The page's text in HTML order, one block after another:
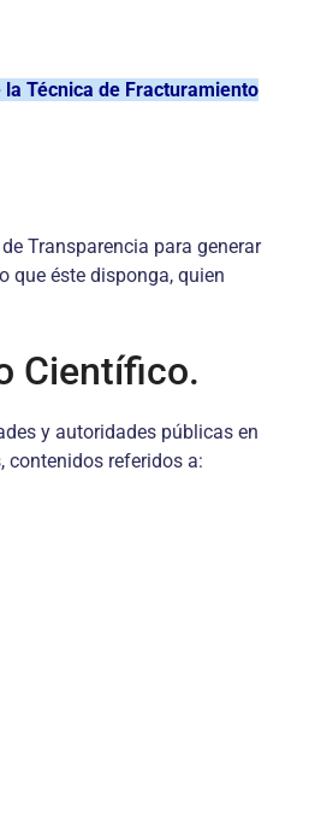
Técnica de Fracturamiento
Transparencia para generar
que éste disponga, quien
Científico.
y autoridades públicas en
contenidos referidos a: